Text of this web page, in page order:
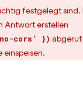
festgelegt sind.
Antwort erstellen
cors' })